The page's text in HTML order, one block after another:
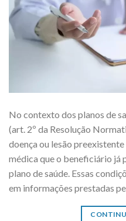
No contexto dos planos de
(art. 2º da Resolução
doença ou lesão
médica que o beneficiário já
plano de saúde. Essas
em informações prestadas